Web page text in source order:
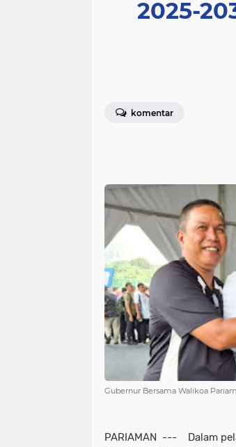
2025-
komentar
Gubernur Bersama Walikoa
PARIAMAN --- Dalam